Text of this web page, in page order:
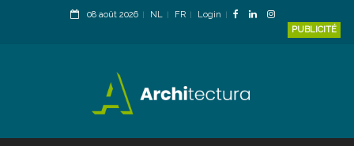
08 août 2026 NL FR
Login
PUBLICITÉ